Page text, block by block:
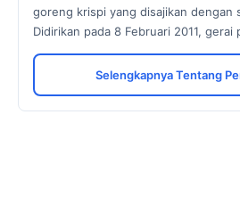
goreng krispi yang disajikan dengan
Didirikan pada 8 Februari 2011, gerai
Selengkapnya Tentang